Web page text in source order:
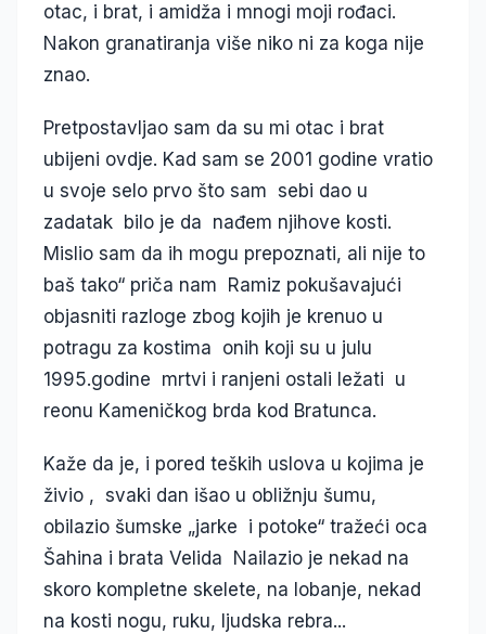
otac, i brat, i amidža i mnogi moji rođaci.
Nakon granatiranja više niko ni za koga nije
znao.
Pretpostavljao sam da su mi otac i brat
ubijeni ovdje. Kad sam se 2001 godine vratio
u svoje selo prvo što sam sebi dao u
zadatak bilo je da nađem njihove kosti.
Mislio sam da ih mogu prepoznati, ali nije to
baš tako“ priča nam Ramiz pokušavajući
objasniti razloge zbog kojih je krenuo u
potragu za kostima onih koji su u julu
1995.godine mrtvi i ranjeni ostali ležati u
reonu Kameničkog brda kod Bratunca.
Kaže da je, i pored teških uslova u kojima je
živio , svaki dan išao u obližnju šumu,
obilazio šumske „jarke i potoke“ tražeći oca
Šahina i brata Velida Nailazio je nekad na
skoro kompletne skelete, na lobanje, nekad
na kosti nogu, ruku, ljudska rebra...